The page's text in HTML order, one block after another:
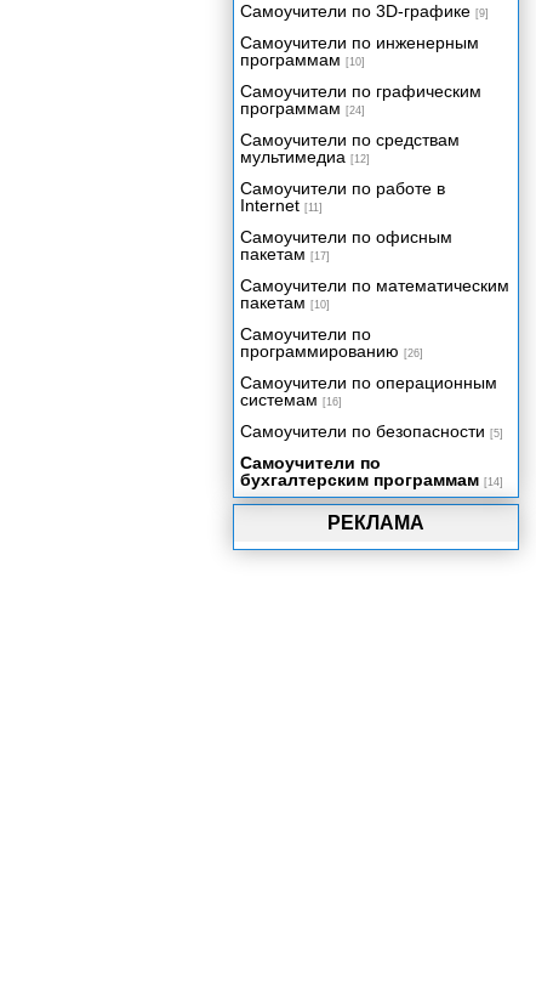
РЕКЛАМА
Самоучители по 3D-графике [9]
Самоучители по инженерным
программам [10]
Самоучители по графическим
программам [24]
Самоучители по средствам
мультимедиа [12]
Самоучители по работе в
Internet [11]
Самоучители по офисным
пакетам [17]
Самоучители по математическим
пакетам [10]
Самоучители по
программированию [26]
Самоучители по операционным
системам [16]
Самоучители по безопасности [5]
Самоучители по
бухгалтерским программам [14]